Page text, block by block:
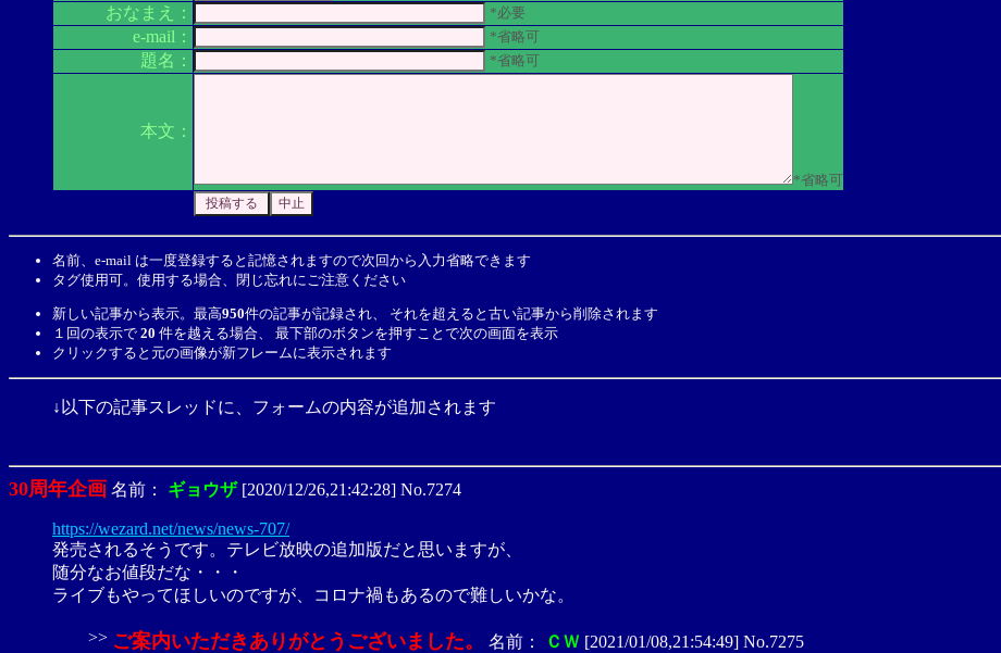
おなまえ：
*必要
e-mail： *省略可
題名： *省略可
本文：
*省略可
名前、e-mail は一度登録すると記憶されますので次回から入力省略できます
タグ使用可。使用する場合、閉じ忘れにご注意ください
新しい記事から表示。最高950件の記事が記録され、 それを超えると古い記事から削除されます
１回の表示で 20 件を越える場合、 最下部のボタンを押すことで次の画面を表示
クリックすると元の画像が新フレームに表示されます
↓以下の記事スレッドに、フォームの内容が追加されます
30周年企画 名前： ギョウザ [2020/12/26,21:42:28] No.7274
https://wezard.net/news/news-707/
発売されるそうです。テレビ放映の追加版だと思いますが、
随分なお値段だな・・・
ライブもやってほしいのですが、コロナ禍もあるので難しいかな。
>> ご案内いただきありがとうございました。 名前： ＣＷ [2021/01/08,21:54:49] No.7275